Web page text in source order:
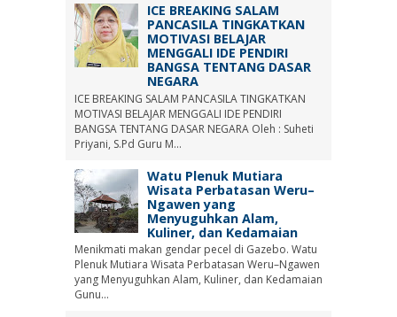
ICE BREAKING SALAM
PANCASILA TINGKATKAN
MOTIVASI BELAJAR
MENGGALI IDE PENDIRI
BANGSA TENTANG DASAR
NEGARA
ICE BREAKING SALAM PANCASILA TINGKATKAN
MOTIVASI BELAJAR MENGGALI IDE PENDIRI
BANGSA TENTANG DASAR NEGARA Oleh : Suheti
Priyani, S.Pd Guru M...
Watu Plenuk Mutiara
Wisata Perbatasan Weru–
Ngawen yang
Menyuguhkan Alam,
Kuliner, dan Kedamaian
Menikmati makan gendar pecel di Gazebo. Watu
Plenuk Mutiara Wisata Perbatasan Weru–Ngawen
yang Menyuguhkan Alam, Kuliner, dan Kedamaian
Gunu...